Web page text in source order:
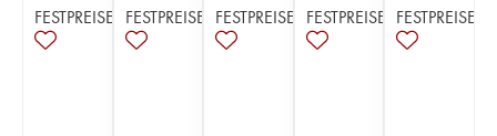
FESTPREISE FESTPREISE FESTPREISE FESTPREISE FESTPREISE